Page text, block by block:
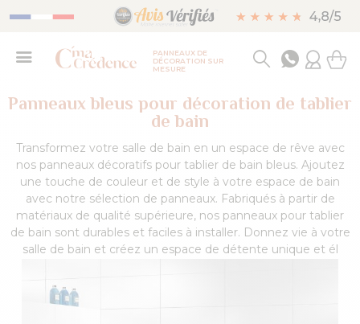
PANNEAUX DE
DÉCORATION SUR
MESURE
Panneaux bleus pour décoration de tablier
de bain
Transformez votre salle de bain en un espace de rêve avec
nos panneaux décoratifs pour tablier de bain bleus. Ajoutez
une touche de couleur et de style à votre espace de bain
avec notre sélection de panneaux. Fabriqués à partir de
matériaux de qualité supérieure, nos panneaux pour tablier
de bain sont durables et faciles à installer. Donnez vie à votre
salle de bain et créez un espace de détente unique et él